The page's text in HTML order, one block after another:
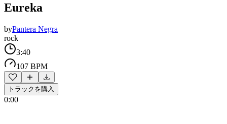
Eureka
byPantera Negra
rock
3:40
107 BPM
トラックを購入
0:00